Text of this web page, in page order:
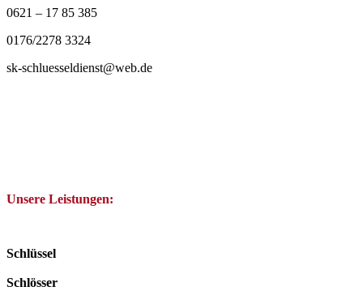
0621 – 17 85 385
0176/2278 3324
sk-schluesseldienst@web.de
Unsere Leistungen:
Schlüssel
Schlösser